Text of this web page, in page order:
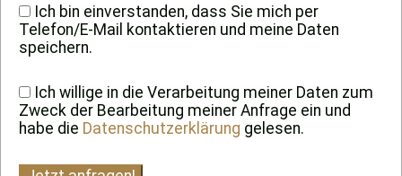
Ich bin einverstanden, dass Sie mich per
Telefon/E-Mail kontaktieren und meine Daten
speichern.
Ich willige in die Verarbeitung meiner Daten zum
Zweck der Bearbeitung meiner Anfrage ein und
habe die Datenschutzerklärung gelesen.